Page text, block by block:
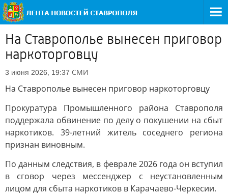
На Ставрополье вынесен приговор
наркоторговцу
3 июня 2026, 19:37 СМИ
На Ставрополье вынесен приговор наркоторговцу
Прокуратура Промышленного района Ставрополя
поддержала обвинение по делу о покушении на сбыт
наркотиков. 39-летний житель соседнего региона
признан виновным.
По данным следствия, в феврале 2026 года он вступил
в сговор через мессенджер с неустановленным
лицом для сбыта наркотиков в Карачаево-Черкесии.